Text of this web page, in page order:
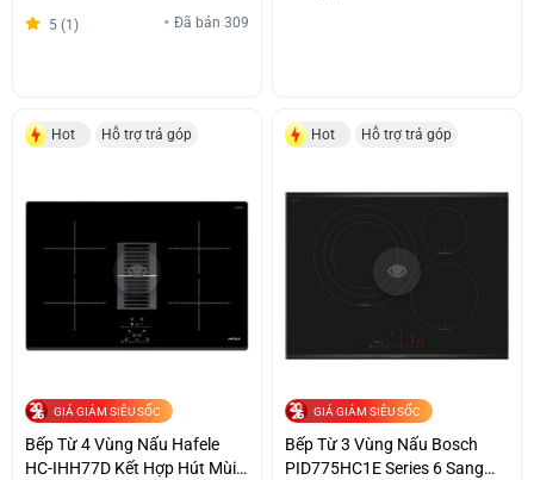
5 (1) Đã bán 309
Hot Hỗ trợ trả góp
GIÁ GIẢM SIÊU SỐC
Bếp Từ 4 Vùng Nấu Hafele
HC-IHH77D Kết Hợp Hút Mùi
Hot Hỗ trợ trả góp
GIÁ GIẢM SIÊU SỐC
Bếp Từ 3 Vùng Nấu Bosch
PID775HC1E Series 6 Sang